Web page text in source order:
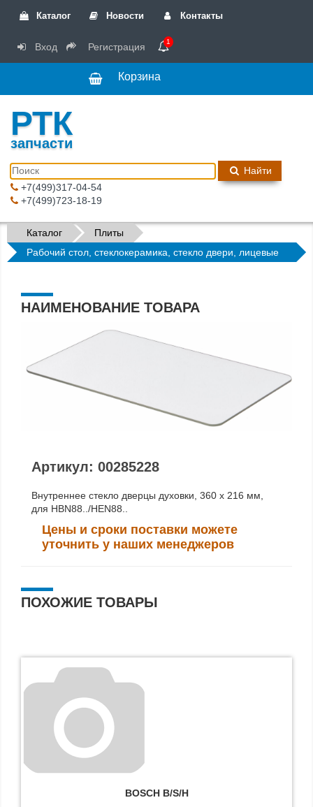
Каталог Новости Контакты
Вход Регистрация 1
Корзина
РТК
запчасти
Найти
+7(499)317-04-54
+7(499)723-18-19
Каталог
Плиты
Рабочий стол, стеклокерамика, стекло двери, лицевые
НАИМЕНОВАНИЕ ТОВАРА
Артикул: 00285228
Внутреннее стекло дверцы духовки, 360 x 216 мм,
для HBN88../HEN88..
Цены и сроки поставки можете
уточнить у наших менеджеров
ПОХОЖИЕ ТОВАРЫ
BOSCH B/S/H